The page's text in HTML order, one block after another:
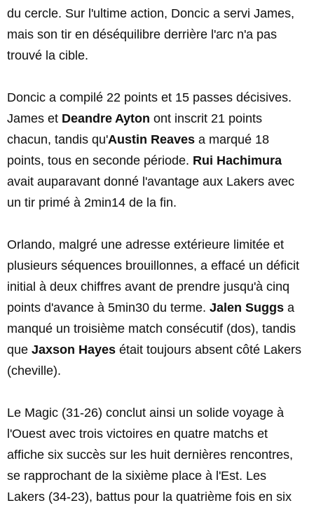
du cercle. Sur l'ultime action, Doncic a servi James,
mais son tir en déséquilibre derrière l'arc n'a pas
trouvé la cible.
Doncic a compilé 22 points et 15 passes décisives.
James et Deandre Ayton ont inscrit 21 points
chacun, tandis qu'Austin Reaves a marqué 18
points, tous en seconde période. Rui Hachimura
avait auparavant donné l'avantage aux Lakers avec
un tir primé à 2min14 de la fin.
Orlando, malgré une adresse extérieure limitée et
plusieurs séquences brouillonnes, a effacé un déficit
initial à deux chiffres avant de prendre jusqu'à cinq
points d'avance à 5min30 du terme. Jalen Suggs a
manqué un troisième match consécutif (dos), tandis
que Jaxson Hayes était toujours absent côté Lakers
(cheville).
Le Magic (31-26) conclut ainsi un solide voyage à
l'Ouest avec trois victoires en quatre matchs et
affiche six succès sur les huit dernières rencontres,
se rapprochant de la sixième place à l'Est. Les
Lakers (34-23), battus pour la quatrième fois en six